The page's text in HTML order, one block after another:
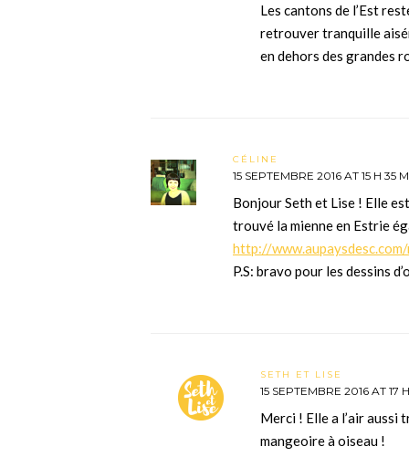
Les cantons de l’Est
retrouver tranquille
en dehors des grandes
CÉLINE
15 SEPTEMBRE 2016 AT 15 H 35
Bonjour Seth et Lise ! Elle
trouvé la mienne en Estrie
http://
P.S: bravo pour les dessins
SETH ET LISE
15 SEPTEMBRE 2016 AT 17
Merci ! Elle a l’air aussi
mangeoire à oiseau !